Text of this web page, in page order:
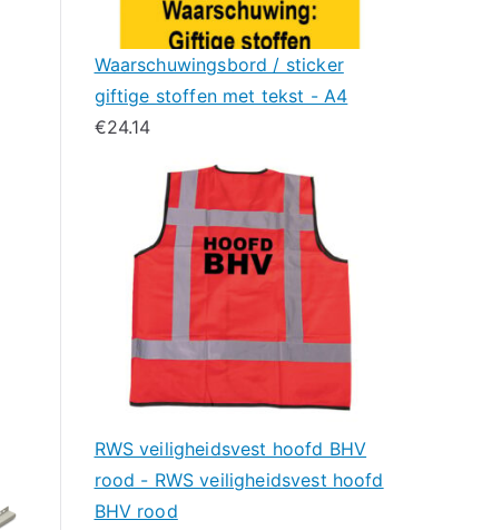
Waarschuwingsbord / sticker
giftige stoffen met tekst - A4
€24.14
RWS veiligheidsvest hoofd BHV
rood - RWS veiligheidsvest hoofd
BHV rood